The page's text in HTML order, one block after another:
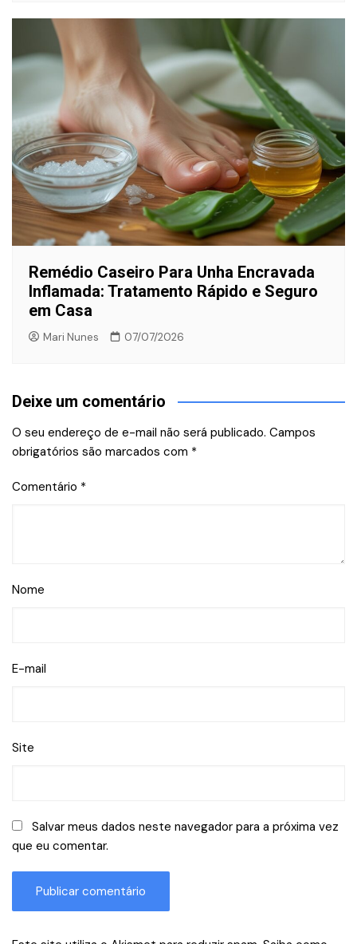
Remédio Caseiro Para Unha Encravada
Inflamada: Tratamento Rápido e Seguro
em Casa
Mari Nunes 07/07/2026
Deixe um comentário
O seu endereço de e-mail não será publicado. Campos
obrigatórios são marcados com *
Comentário *
Nome
E-mail
Site
Salvar meus dados neste navegador para a próxima vez
que eu comentar.